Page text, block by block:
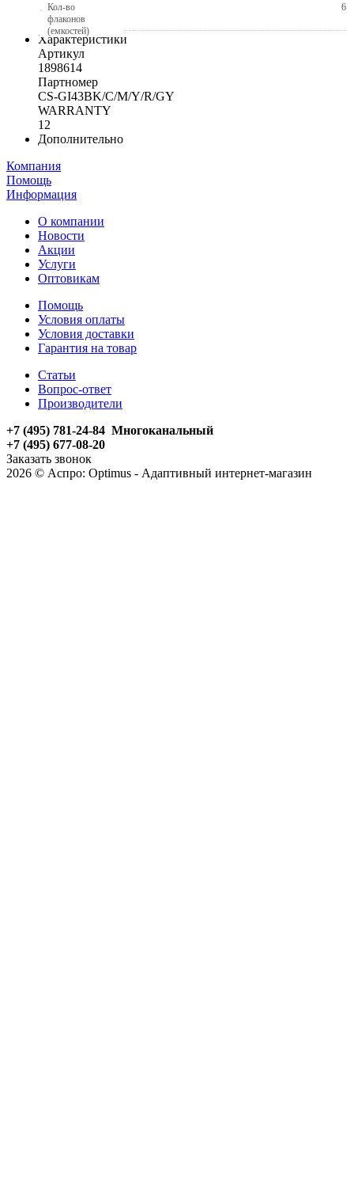
Кол-во
флаконов
(емкостей)
6
Характеристики
Артикул
1898614
Партномер
CS-GI43BK/C/M/Y/R/GY
WARRANTY
12
Дополнительно
Компания
Помощь
Информация
О компании
Новости
Акции
Услуги
Оптовикам
Помощь
Условия оплаты
Условия доставки
Гарантия на товар
Статьи
Вопрос-ответ
Производители
+7 (495) 781-24-84 Многоканальный
+7 (495) 677-08-20
Заказать звонок
2026 © Аспро: Optimus - Адаптивный интернет-магазин